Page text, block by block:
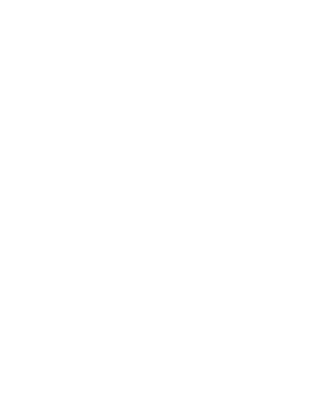
en Lui vouant exclusivement